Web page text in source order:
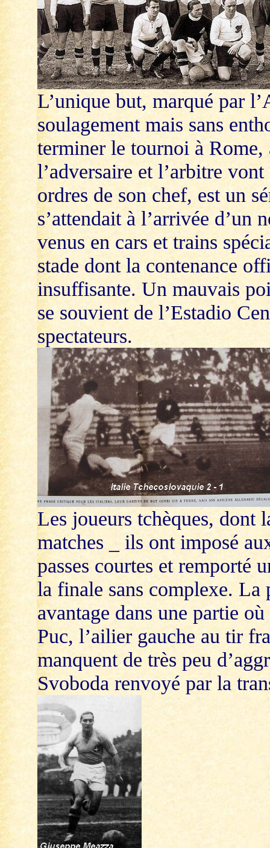
L’unique but, marqué par
soulagement mais sans
terminer le tournoi à Rome,
l’adversaire et l’arbitre
ordres de son chef, est un
s’attendait à l’arrivée d’un
venus en cars et trains
stade dont la contenance
insuffisante. Un mauvais
se souvient de l’Estadio
spectateurs.
Les joueurs tchèques, dont
matches _ ils ont imposé
passes courtes et remporté
la finale sans complexe. La
avantage dans une partie
Puc, l’ailier gauche au tir
manquent de très peu
Svoboda renvoyé par la